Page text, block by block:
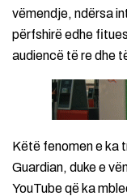
vëmendje, ndërsa
përfshirë edhe
audiencë të re dhe
Këtë fenomen e ka
Guardian, duke e
YouTube që ka